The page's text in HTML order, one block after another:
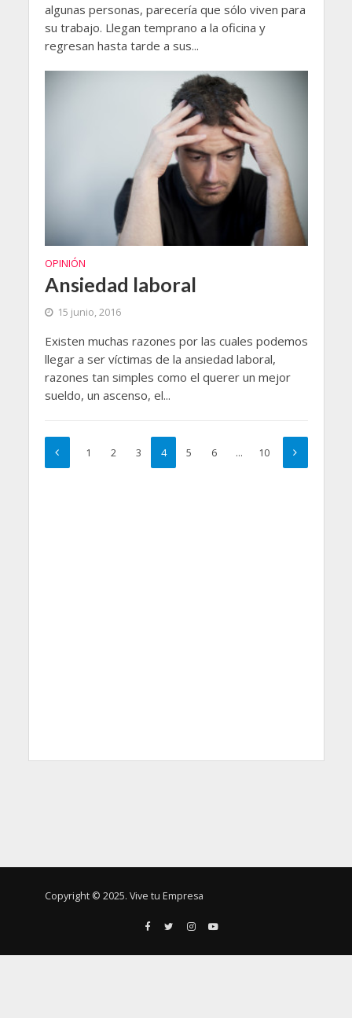
algunas personas, parecería que sólo viven para
su trabajo. Llegan temprano a la oficina y
regresan hasta tarde a sus...
OPINIÓN
Ansiedad laboral
15 junio, 2016
Existen muchas razones por las cuales podemos
llegar a ser víctimas de la ansiedad laboral,
razones tan simples como el querer un mejor
sueldo, un ascenso, el...
1 2 3 4 5 6 … 10
Copyright © 2025. Vive tu Empresa